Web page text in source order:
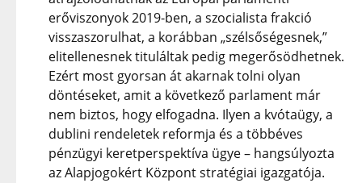
erőviszonyok 2019-ben, a szocialista frakció
visszaszorulhat, a korábban „szélsőségesnek,”
elitellenesnek tituláltak pedig megerősödhetnek.
Ezért most gyorsan át akarnak tolni olyan
döntéseket, amit a következő parlament már
nem biztos, hogy elfogadna. Ilyen a kvótaügy, a
dublini rendeletek reformja és a többéves
pénzügyi keretperspektíva ügye – hangsúlyozta
az Alapjogokért Központ stratégiai igazgatója.